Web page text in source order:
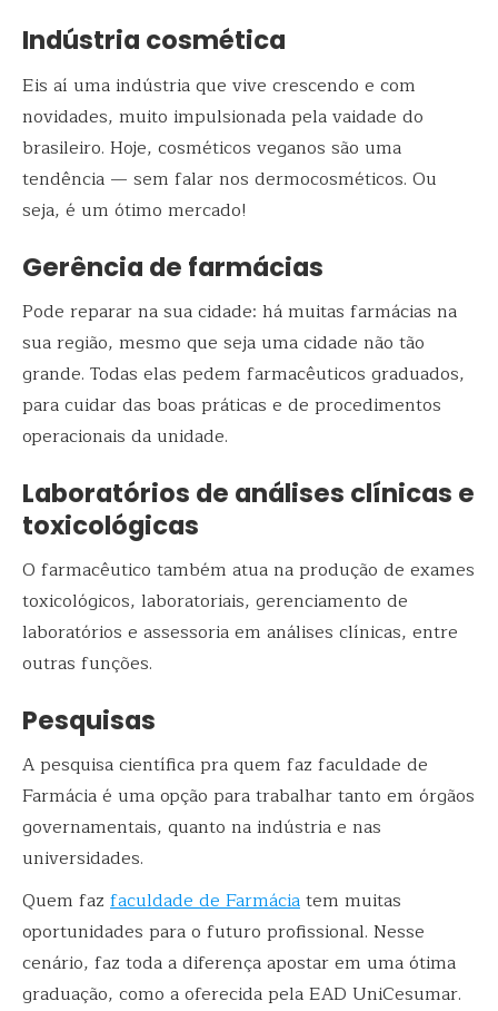
Indústria cosmética
Eis aí uma indústria que vive crescendo e com
novidades, muito impulsionada pela vaidade do
brasileiro. Hoje, cosméticos veganos são uma
tendência — sem falar nos dermocosméticos. Ou
seja, é um ótimo mercado!
Gerência de farmácias
Pode reparar na sua cidade: há muitas farmácias na
sua região, mesmo que seja uma cidade não tão
grande. Todas elas pedem farmacêuticos graduados,
para cuidar das boas práticas e de procedimentos
operacionais da unidade.
Laboratórios de análises clínicas e
toxicológicas
O farmacêutico também atua na produção de exames
toxicológicos, laboratoriais, gerenciamento de
laboratórios e assessoria em análises clínicas, entre
outras funções.
Pesquisas
A pesquisa científica pra quem faz faculdade de
Farmácia é uma opção para trabalhar tanto em órgãos
governamentais, quanto na indústria e nas
universidades.
Quem faz faculdade de Farmáciatem muitas
oportunidades para o futuro profissional. Nesse
cenário, faz toda a diferença apostar em uma ótima
graduação, como a oferecida pela EAD UniCesumar.